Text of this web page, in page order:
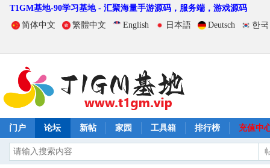
T1GM基地-90学习基地 - 汇聚海量手游源码，服务端，游戏源码
简体中文
繁體中文 English 日本語 Deutsch 한
门户 论坛 新帖 家园 工具箱 排行榜 充值中